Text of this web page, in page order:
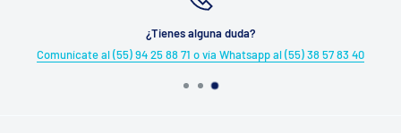
¿Tienes alguna duda?
Comunícate al (55) 94 25 88 71 o vía Whatsapp al (55) 38 57 83 40